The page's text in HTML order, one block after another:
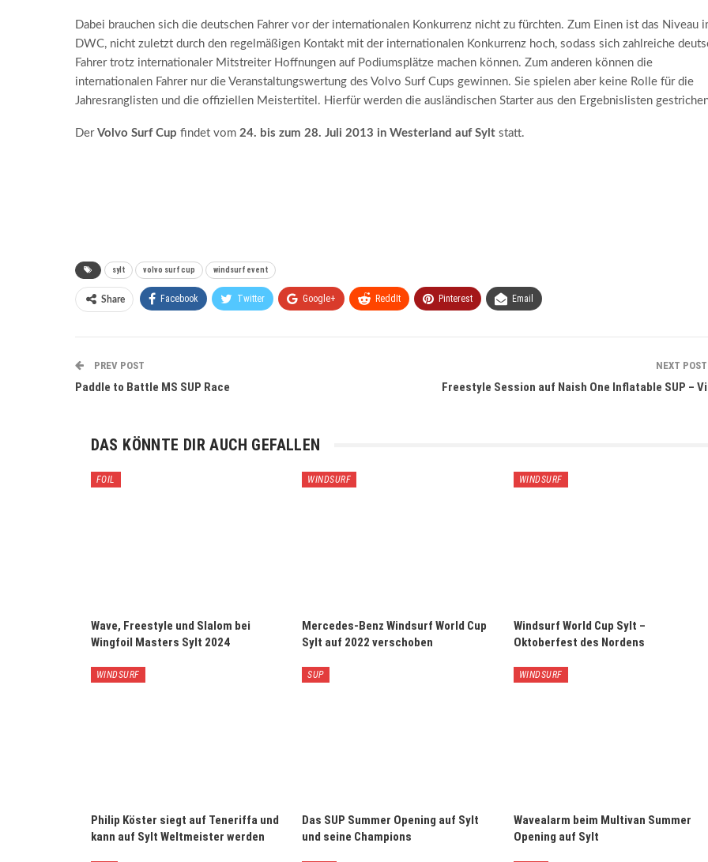
Dabei brauchen sich die deutschen Fahrer vor der internationalen Konkurrenz nicht zu fürchten. Zum Einen ist das Niveau
DWC, nicht zuletzt durch den regelmäßigen Kontakt mit der internationalen Konkurrenz hoch, sodass sich zahlreiche
Fahrer trotz internationaler Mitstreiter Hoffnungen auf Podiumsplätze machen können. Zum anderen können die
internationalen Fahrer nur die Veranstaltungswertung des Volvo Surf Cups gewinnen. Sie spielen aber keine Rolle für die
Jahresranglisten und die offiziellen Meistertitel. Hierfür werden die ausländischen Starter aus den Ergebnislisten
Der Volvo Surf Cup findet vom 24. bis zum 28. Juli 2013 in Westerland auf Syltstatt.
sylt volvo surf cup windsurf event
Share Facebook Twitter Google+ ReddIt Pinterest Email
PREV POST
Paddle to Battle MS SUP Race
NEXT POST
Freestyle Session auf Naish One Inflatable SUP –
DAS KÖNNTE DIR AUCH GEFALLEN
FOIL
Wave, Freestyle und Slalom bei
Wingfoil Masters Sylt 2024
WINDSURF
Mercedes-Benz Windsurf World Cup
Sylt auf 2022 verschoben
WINDSURF
Windsurf World Cup Sylt –
Oktoberfest des Nordens
WINDSURF
Philip Köster siegt auf Teneriffa und
kann auf Sylt Weltmeister werden
SUP
Das SUP Summer Opening auf Sylt
und seine Champions
WINDSURF
Wavealarm beim Multivan Summer
Opening auf Sylt